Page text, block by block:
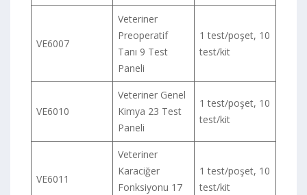
VE6007
Veteriner
Preoperatif
Tanı 9 Test
Paneli
1 test/poşet, 10
test/kit
VE6010
Veteriner Genel
Kimya 23 Test
Paneli
1 test/poşet, 10
test/kit
VE6011
Veteriner
Karaciğer
Fonksiyonu 17
1 test/poşet, 10
test/kit